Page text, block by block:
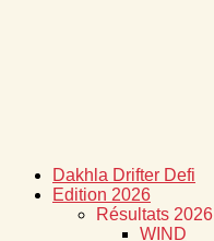
Dakhla Drifter Defi
Edition 2026
Résultats 2026
WIND